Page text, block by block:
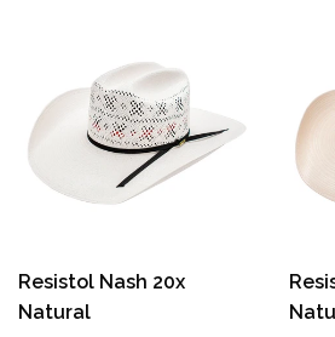
Resistol Nash 20x
Natural